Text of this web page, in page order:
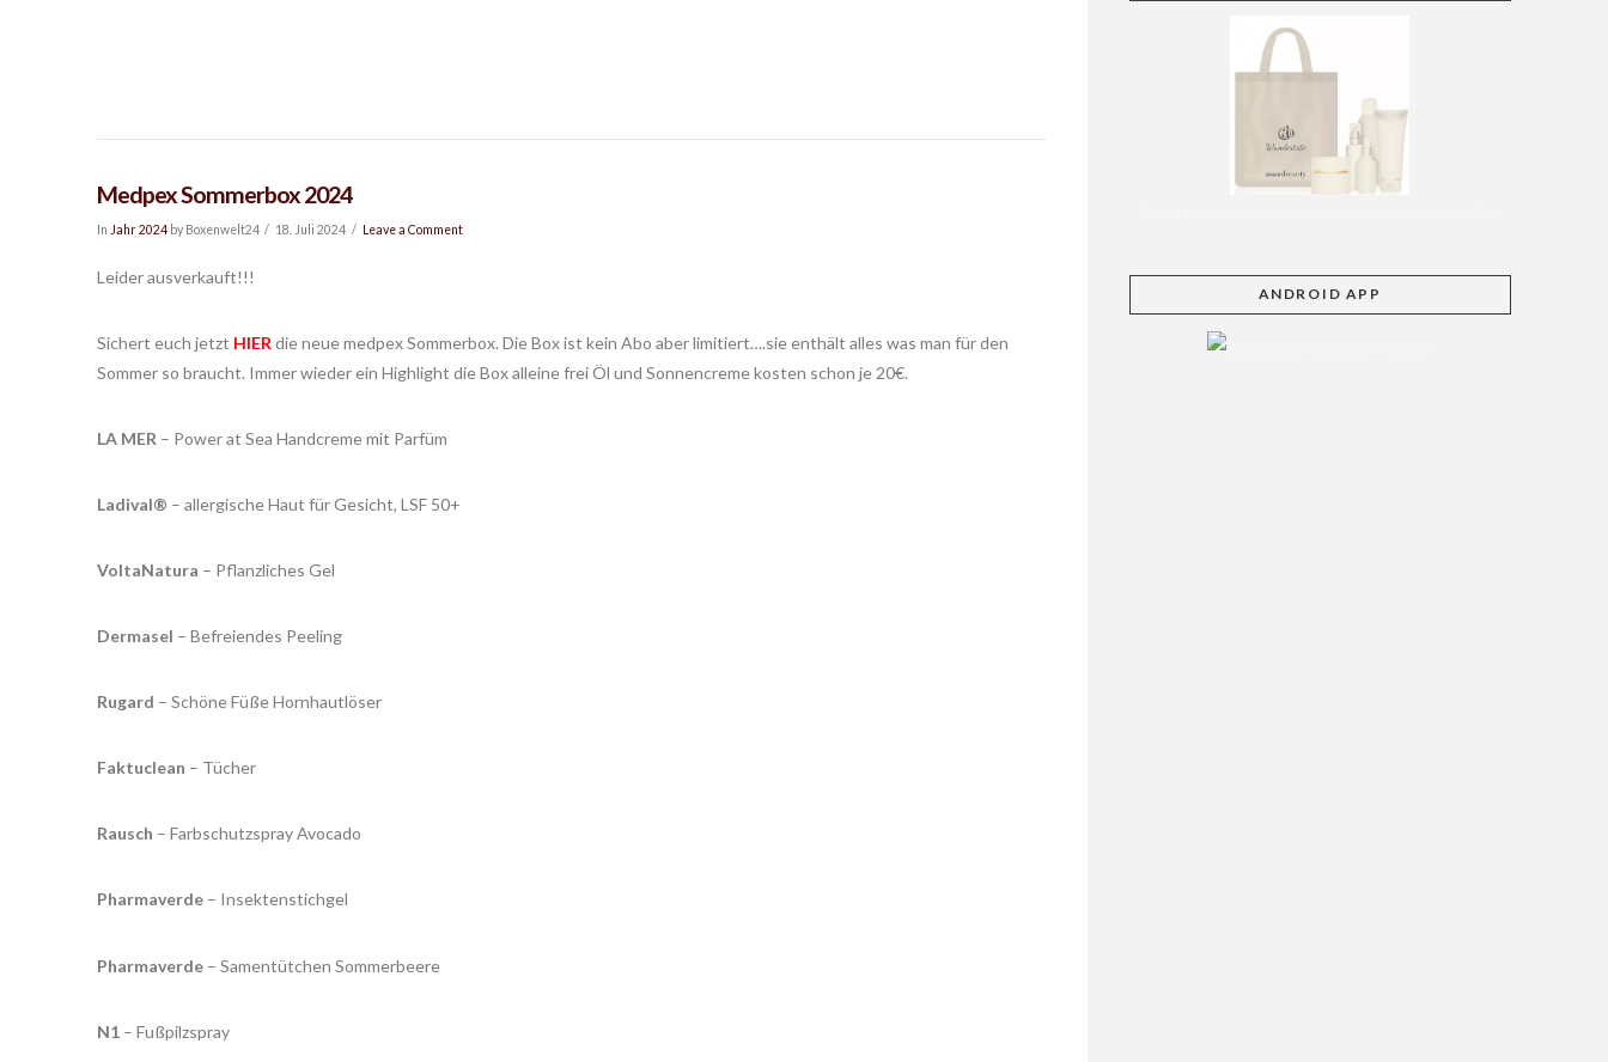
Medpex Sommerbox 2024
In Jahr 2024by Boxenwelt24 18. Juli 2024 Leave a Comment
Leider ausverkauft!!!
Sichert euch jetzt HIER die neue medpex Sommerbox. Die Box ist kein Abo aber limitiert….sie enthält alles was man für den
Sommer so braucht. Immer wieder ein Highlight die Box alleine frei Öl und Sonnencreme kosten schon je 20€.
LA MER – Power at Sea Handcreme mit Parfüm
Ladival® – allergische Haut für Gesicht, LSF 50+
VoltaNatura – Pflanzliches Gel
Dermasel – Befreiendes Peeling
Rugard – Schöne Füße Hornhautlöser
Faktuclean – Tücher
Rausch – Farbschutzspray Avocado
Pharmaverde– Insektenstichgel
Pharmaverde– Samentütchen Sommerbeere
N1– Fußpilzspray
ANDROID APP